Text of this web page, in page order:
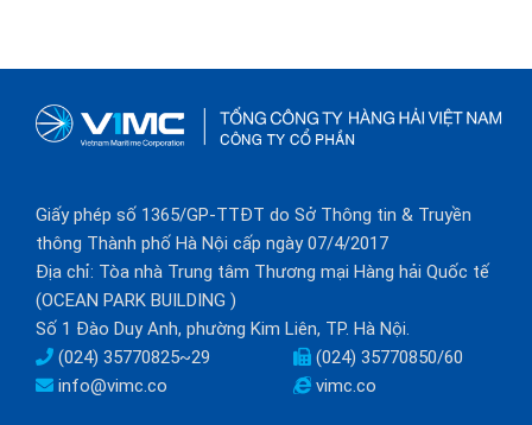
Giấy phép số 1365/GP-TTĐT do Sở Thông tin & Truyền
thông Thành phố Hà Nội cấp ngày 07/4/2017
Địa chỉ: Tòa nhà Trung tâm Thương mại Hàng hải Quốc tế
(OCEAN PARK BUILDING )
Số 1 Đào Duy Anh, phường Kim Liên, TP. Hà Nội.
(024) 35770825~29
(024) 35770850/60
info@vimc.co
vimc.co